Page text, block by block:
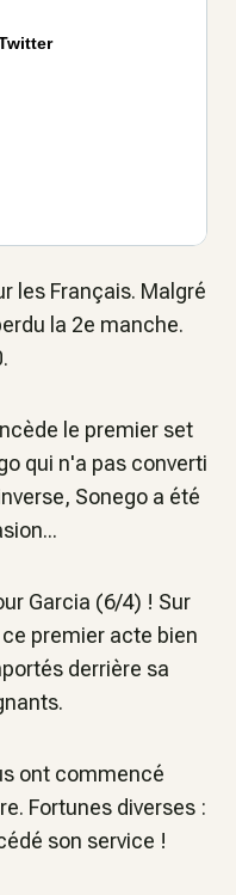
les Français. Malgré
la 2e manche.
le premier set
qui n'a pas converti
Sonego a été
Garcia (6/4) ! Sur
premier acte bien
derrière sa
ont commencé
Fortunes diverses :
son service !